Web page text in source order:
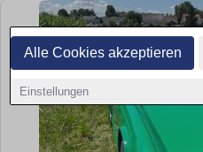
Alle Cookies akzeptieren
Einstellungen